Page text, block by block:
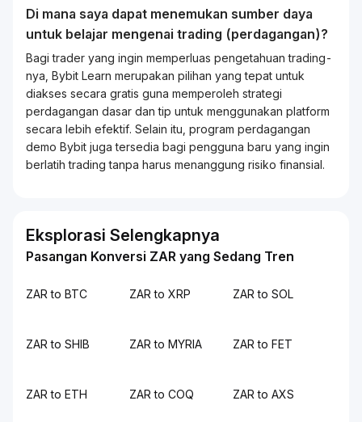
Di mana saya dapat menemukan sumber daya
untuk belajar mengenai trading (perdagangan)?
Bagi trader yang ingin memperluas pengetahuantrading-
nya, Bybit Learn merupakan pilihan yang tepat untuk
diakses secara gratis guna memperoleh strategi
perdagangan dasar dan tip untuk menggunakan platform
secara lebih efektif. Selain itu, program perdagangan
demo Bybit juga tersedia bagi pengguna baru yang ingin
berlatihtradingtanpa harus menanggung risiko finansial.
Eksplorasi Selengkapnya
Pasangan Konversi ZAR yang Sedang Tren
ZAR to BTC ZAR to XRP ZAR to SOL
ZAR to SHIB ZAR to MYRIA ZAR to FET
ZAR to ETH ZAR to COQ ZAR to AXS